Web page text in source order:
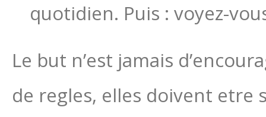
quotidien. Puis : voyez-
Le but n’est jamais
de regles, elles doivent etre